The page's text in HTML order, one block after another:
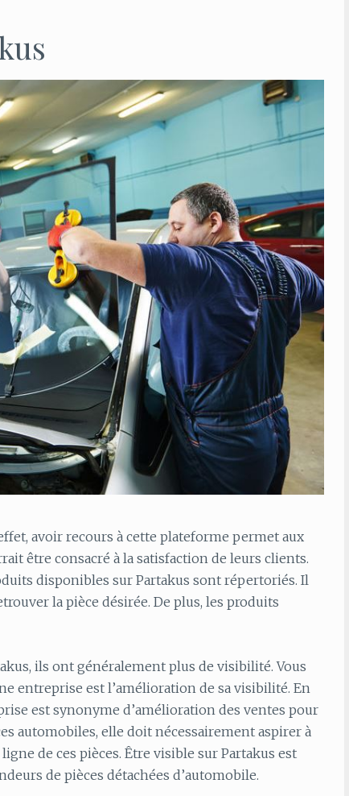
avoir recours à cette plateforme permet aux
être consacré à la satisfaction de leurs clients.
disponibles sur Partakus sont répertoriés. Il
la pièce désirée. De plus, les produits
ils ont généralement plus de visibilité. Vous
entreprise est l’amélioration de sa visibilité. En
est synonyme d’amélioration des ventes pour
automobiles, elle doit nécessairement aspirer à
de ces pièces. Être visible sur Partakus est
de pièces détachées d’automobile.